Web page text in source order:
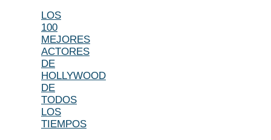
LOS
100
MEJORES
ACTORES
DE
HOLLYWOOD
DE
TODOS
LOS
TIEMPOS